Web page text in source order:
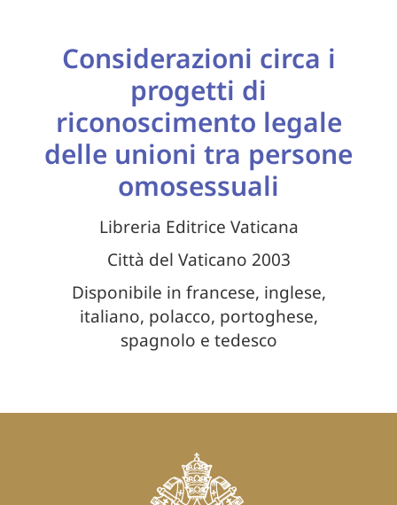
Considerazioni circa i
progetti di
riconoscimento legale
delle unioni tra persone
omosessuali
Libreria Editrice Vaticana
Città del Vaticano 2003
Disponibile in francese, inglese,
italiano, polacco, portoghese,
spagnolo e tedesco